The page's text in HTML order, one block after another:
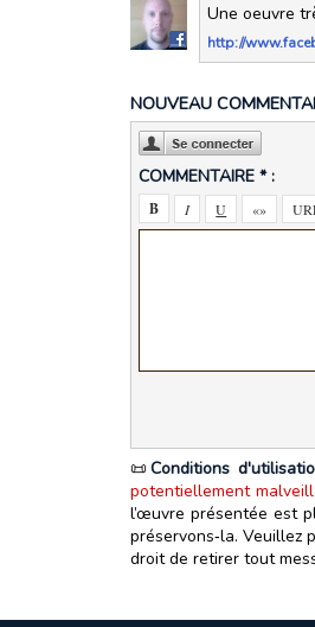
Une oeuvre
http://
NOUVEAU
COMMENTAIRE * :
📜Conditions
potentiellement
l’œuvre présentée est
préservons‑la. Veuillez
droit de retirer tout